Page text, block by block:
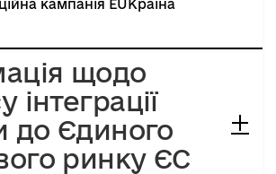
кампанія EUКраїна
щодо
інтеграції
до Єдиного
ринку ЄС